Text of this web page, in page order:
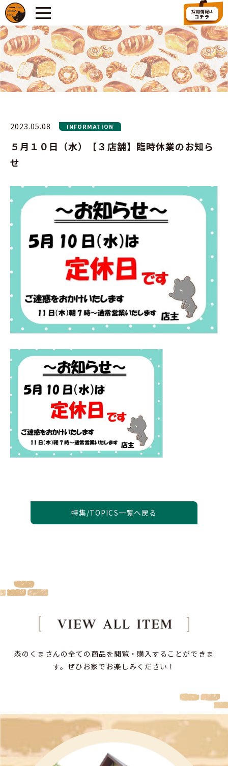
2023.05.08 INFORMATION
５月１０日（水）【３店舗】臨時休業のお知ら
せ
特集/TOPICS一覧へ戻る
森のくまさんの全ての商品を閲覧・購入することができま
す。ぜひお家でお楽しみください！